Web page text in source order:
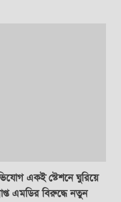
একই স্টেশনে ঘুরিয়ে
এমডির বিরুদ্ধে নতুন